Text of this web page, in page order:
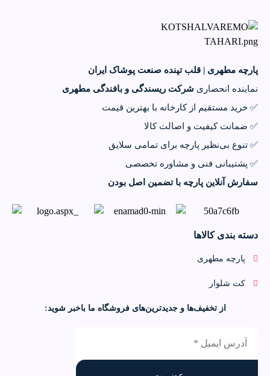
پارچه مطهری | قلب تپنده صنعت پوشاک ایران
نماینده انحصاری شرکت ریسندگی و بافندگی مطهری
✅ خرید مستقیم از کارخانه با بهترین قیمت
✅ ضمانت کیفیت و اصالت کالا
✅ تنوع بی‌نظیر پارچه برای تمامی سلایق
✅ پشتیبانی فنی و مشاوره تخصصی
سفارش آنلاین پارچه با تضمین اصل بودن
دسته بندی کالاها
پارچه مطهری
کت شلوار
از تخفیف‌ها و جدیدترین‌های فروشگاه ما باخبر شوید: